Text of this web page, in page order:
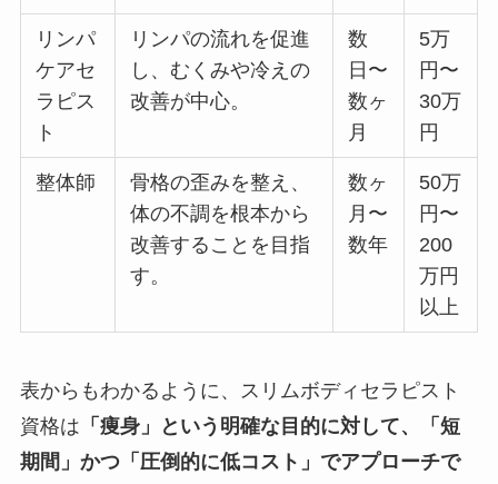
リンパ
ケアセ
ラピス
ト
リンパの流れを促進
し、むくみや冷えの
改善が中心。
数
日〜
数ヶ
月
5万
円〜
30万
円
整体師
骨格の歪みを整え、
体の不調を根本から
改善することを目指
す。
数ヶ
月〜
数年
50万
円〜
200
万円
以上
表からもわかるように、スリムボディセラピスト
資格は 「痩身」という明確な目的に対して、「短
期間」かつ「圧倒的に低コスト」でアプローチで